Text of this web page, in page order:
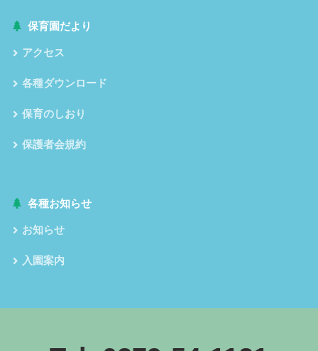
保育園だより
アクセス
各種ダウンロード
保育のしおり
保護者会規約
各種お知らせ
お知らせ
入園案内